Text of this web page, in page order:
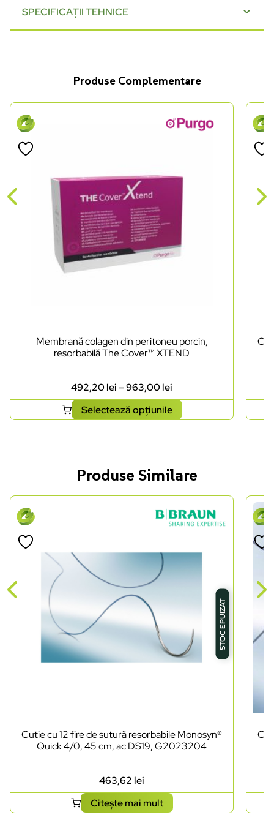
SPECIFICAȚII TEHNICE
Produse Complementare
Membrană colagen din peritoneu porcin,
resorbabilă The Cover™ XTEND
492,20 lei–963,00 lei
Selectează opțiunile
Produse Similare
STOC EPUIZAT
Cutie cu 12 fire de sutură resorbabile Monosyn®
Quick 4/0, 45 cm, ac DS19, G2023204
463,62 lei
Citește mai mult